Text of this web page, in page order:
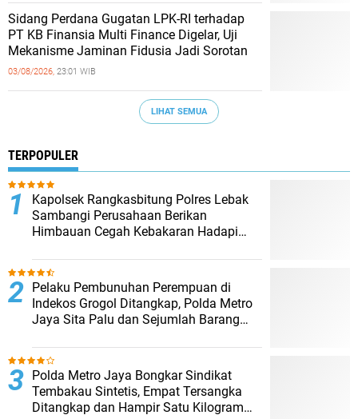
Sidang Perdana Gugatan LPK-RI terhadap
PT KB Finansia Multi Finance Digelar, Uji
Mekanisme Jaminan Fidusia Jadi Sorotan
03/08/2026, 23:01 WIB
LIHAT SEMUA
TERPOPULER
Kapolsek Rangkasbitung Polres Lebak
Sambangi Perusahaan Berikan
Himbauan Cegah Kebakaran Hadapi
Pelaku Pembunuhan Perempuan di
Indekos Grogol Ditangkap, Polda Metro
Jaya Sita Palu dan Sejumlah Barang
‎Polda Metro Jaya Bongkar Sindikat
Tembakau Sintetis, Empat Tersangka
Ditangkap dan Hampir Satu Kilogram